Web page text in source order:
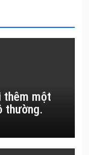
thêm một
thường.